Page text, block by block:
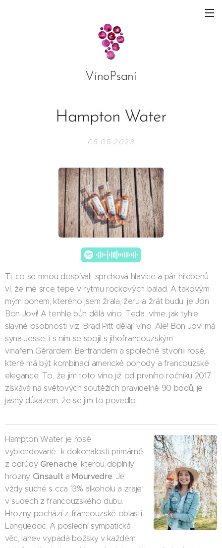
VínoPsaní
Hampton Water
06.05.2023
Ti, co se mnou dospívali, sprchová hlavice a pár hřebenů
ví, že mé srce tepe v rytmu rockových balad. A takovým
mým bohem, kterého jsem žrala, žeru a žrát budu, je Jon
Bon Jovi! A tenhle bůh dělá víno. Teda...víme, jak tyhle
slavné osobnosti viz. Brad Pitt dělají víno. Ale! Bon Jovi má
syna Jesse, i s ním se spojil s jihofrancouzským
vinařem Gérardem Bertrandem a společně stvořili rosé,
které má být kombinací americké pohody a francouzské
elegance. To, že jim toto víno již od prvního ročníku 2017
získává na světových soutěžích pravidelně 90 bodů, je
jasný důkazem, že se jim to povedlo.
Hampton Water je rosé
vyblendované k dokonalosti primárně
z odrůdy Grenache, kterou doplnily
hrozny Cinsault a Mourvedre. Je
vždy suché s cca 13% alkoholu a zraje
v sudech z francouzského dubu.
Hrozny pochází z francouzské oblasti
Languedoc. A poslední sympatická
věc, lahev vypadá božsky v každém